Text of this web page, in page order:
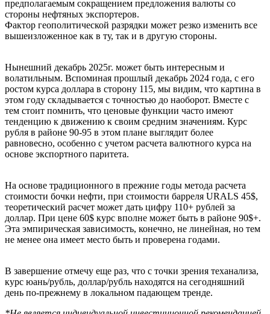
предполагаемым сокращением предложения валюты со
стороны нефтяных экспортеров.
Фактор геополитической разрядки может резко изменить все
вышеизложенное как в ту, так и в другую стороны.
Нынешний декабрь 2025г. может быть интересным и
волатильным. Вспоминая прошлый декабрь 2024 года, с его
ростом курса доллара в сторону 115, мы видим, что картина в
этом году складывается с точностью до наоборот. Вместе с
тем стоит помнить, что ценовые функции часто имеют
тенденцию к движению к своим средним значениям. Курс
рубля в районе 90-95 в этом плане выглядит более
равновесно, особенно с учетом расчета валютного курса на
основе экспортного паритета.
На основе традиционного в прежние годы метода расчета
стоимости бочки нефти, при стоимости барреля URALS 45$,
теоретический расчет может дать цифру 110+ рублей за
доллар. При цене 60$ курс вполне может быть в районе 90$+.
Эта эмпирическая зависимость, конечно, не линейная, но тем
не менее она имеет место быть и проверена годами.
В завершение отмечу еще раз, что с точки зрения теханализа,
курс юань/рубль, доллар/рубль находятся на сегодняшний
день по-прежнему в локальном падающем тренде.